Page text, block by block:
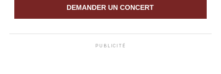
DEMANDER UN CONCERT
PUBLICITÉ